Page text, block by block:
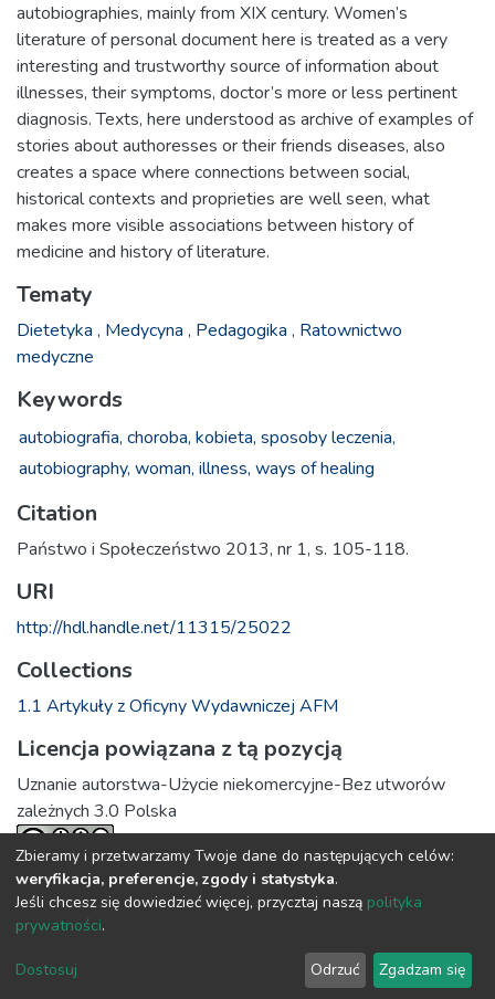
autobiographies, mainly from XIX century. Women’s
literature of personal document here is treated as a very
interesting and trustworthy source of information about
illnesses, their symptoms, doctor’s more or less pertinent
diagnosis. Texts, here understood as archive of examples of
stories about authoresses or their friends diseases, also
creates a space where connections between social,
historical contexts and proprieties are well seen, what
makes more visible associations between history of
medicine and history of literature.
Tematy
Dietetyka , Medycyna , Pedagogika , Ratownictwo
medyczne
Keywords
autobiografia, choroba, kobieta, sposoby leczenia,
autobiography, woman, illness, ways of healing
Citation
Państwo i Społeczeństwo 2013, nr 1, s. 105-118.
URI
http://hdl.handle.net/11315/25022
Collections
1.1 Artykuły z Oficyny Wydawniczej AFM
Licencja powiązana z tą pozycją
Uznanie autorstwa-Użycie niekomercyjne-Bez utworów
zależnych 3.0 Polska
Full item page
DSpace software copyright © 2002-2026LYRASIS
Privacy policy Regulations
Zbieramy i przetwarzamy Twoje dane do następujących celów:
weryfikacja, preferencje, zgody i statystyka.
Jeśli chcesz się dowiedzieć więcej, przycztaj naszą polityka
prywatności.
Dostosuj Odrzuć Zgadzam się